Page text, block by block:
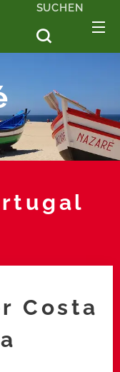
SUCHEN
Costa